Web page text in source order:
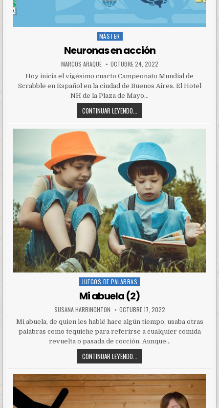
Posted
MÁSTER
Neuronas en acción
MARCOS ARAQUE OCTUBRE 24, 2022
Hoy inicia el vigésimo cuarto Campeonato Mundial de
Scrabble en Español en la ciudad de Buenos Aires. El Hotel
NH de la Plaza de Mayo…
CONTINUAR LEYENDO...
Posted
in
JUEGOS DE PALABRAS
Mi abuela (2)
SUSANA HARRINGHTON OCTUBRE 17, 2022
Mi abuela, de quien les hablé hace algún tiempo, usaba otras
palabras como tequiche para referirse a cualquier comida
revuelta o pasada de cocción. Aunque…
CONTINUAR LEYENDO...